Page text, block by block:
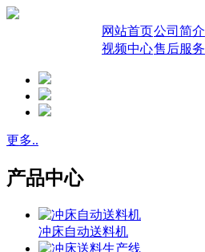
网站首页公司简介
视频中心售后服务
更多..
产品中心
冲床自动送料机